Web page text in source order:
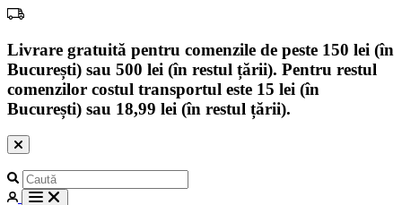
Livrare gratuită pentru comenzile de peste 150 lei (în
București) sau 500 lei (în restul țării). Pentru restul
comenzilor costul transportul este 15 lei (în
București) sau 18,99 lei (în restul țării).